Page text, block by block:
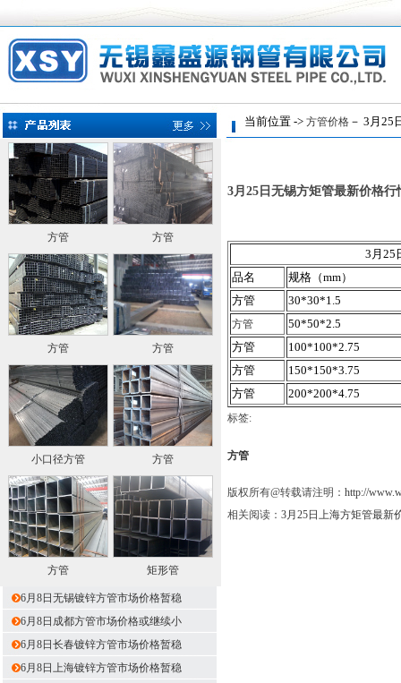
方管 方管
方管 方管
小口径方管 方管
方管 矩形管
6月8日无锡镀锌方管市场价格暂稳
6月8日成都方管市场价格或继续小
6月8日长春镀锌方管市场价格暂稳
6月8日上海镀锌方管市场价格暂稳
当前位置 -> 方管价格 － 3月25
3月25日无锡方矩管最新价格行
3月25
品名
规格（mm）
方管
30*30*1.5
方管
50*50*2.5
方管
100*100*2.75
方管
150*150*3.75
方管
200*200*4.75
标签:
方管
版权所有@转载请注明： http://
相关阅读： 3月25日上海方矩管最新